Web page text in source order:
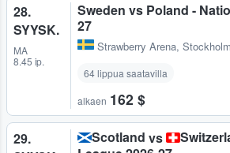
28.
SYYSK.
MA
8.45 ip.
Sweden vs Poland -
27
Strawberry Arena,
64 lippua saatavilla
alkaen 162 $
29.
Scotland vs